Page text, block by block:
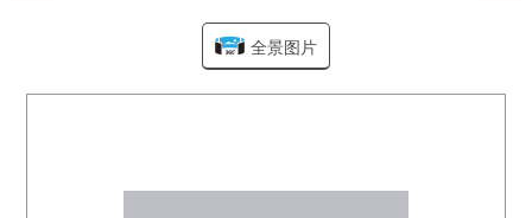
全景图片